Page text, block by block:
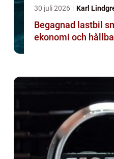
30 juli 2026 Karl
Begagnad lastbil smarta val för
ekonomi och